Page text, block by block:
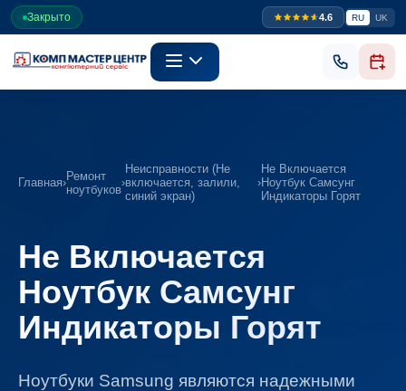
Закрыто 4.6 RU UK
Главная›Ремонт
ноутбуков›
Неисправности (Не
включается, залили,
синий экран)
›
Не Включается
Ноутбук Самсунг
Индикаторы Горят
Не Включается
Ноутбук Самсунг
Индикаторы Горят
Ноутбуки Samsung являются надежными